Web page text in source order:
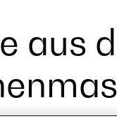
aus